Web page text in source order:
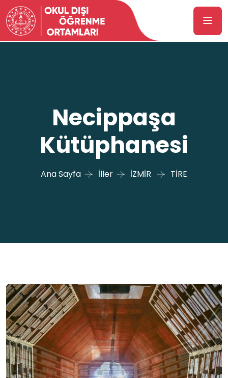
Necippaşa
Kütüphanesi
Ana Sayfa İller İZMİR TİRE